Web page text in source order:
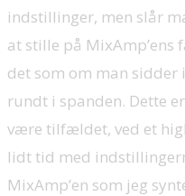
indstillinger, men slår
at stille på
det som om man sidder
rundt i spanden. Dette
være tilfældet, ved et
lidt tid med
MixAmp’en som jeg